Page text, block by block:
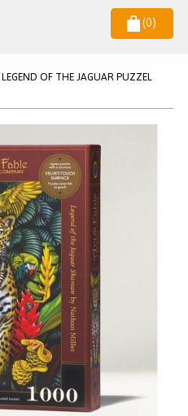
(0)
OF THE JAGUAR PUZZEL
zijn van het laatste nieuws en